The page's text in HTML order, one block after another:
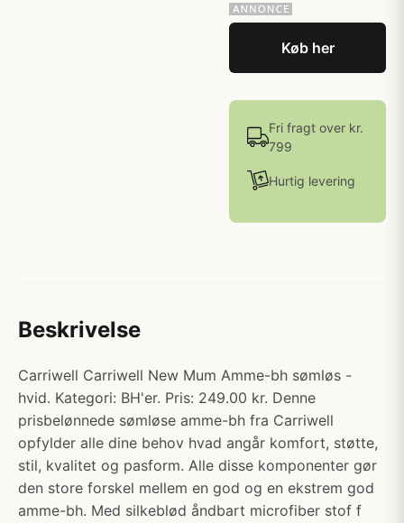
Køb her
Fri fragt over kr.
799
Hurtig levering
Beskrivelse
Carriwell Carriwell New Mum Amme-bh sømløs -
hvid. Kategori: BH'er. Pris: 249.00 kr. Denne
prisbelønnede sømløse amme-bh fra Carriwell
opfylder alle dine behov hvad angår komfort, støtte,
stil, kvalitet og pasform. Alle disse komponenter gør
den store forskel mellem en god og en ekstrem god
amme-bh. Med silkeblød åndbart microfiber stof f